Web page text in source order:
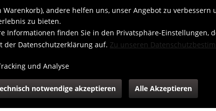
ZUBEHÖR PASS- & BEWERBUNGSBILDER
andere helfen uns, unser Angebot zu verbessern
zu bieten.
Informationen finden Sie in den Privatsphäre-Einstellungen,
der Datenschutzerklärung auf. Zu unseren
und Analyse
notwendige akzeptieren Alle Akzeptieren